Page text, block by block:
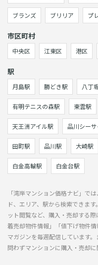
ブランズ ブリリア プ
市区町村
中央区 江東区 港区
駅
月島駅 勝どき駅 八丁
有明テニスの森駅 東雲駅
天王洲アイル駅 品川シー
田町駅 品川駅 大崎駅
白金高輪駅 白金台駅
「湾岸マンション価格ナビ」で
ド、エリア、駅から検索できま
ット閲覧など、購入・売却する
着売却物件情報」「値下げ物件
マガジンを毎週配信しています
問わずマンションに購入・売却